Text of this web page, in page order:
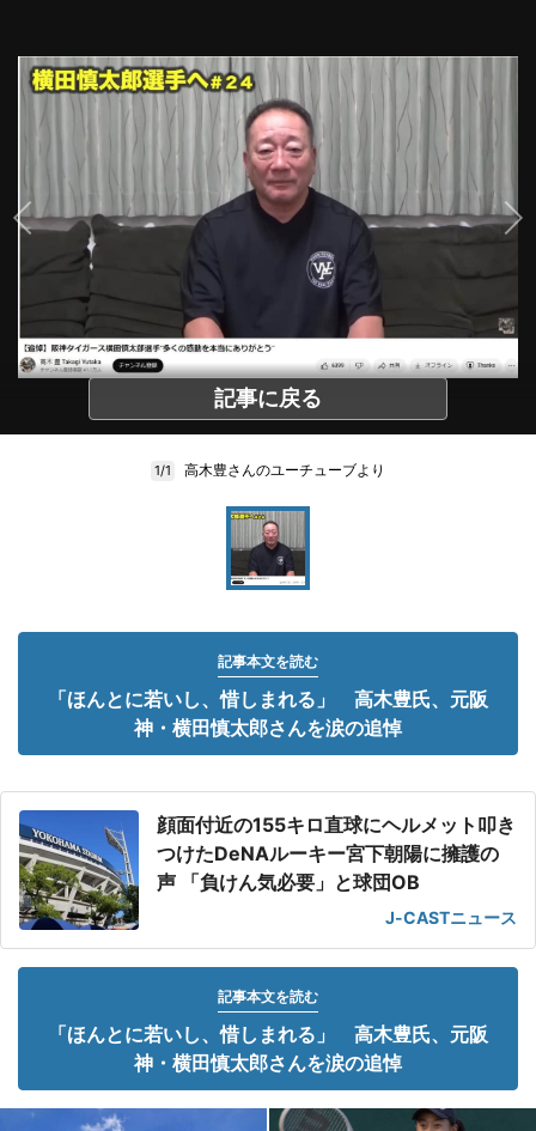
記事に戻る
1/1 高木豊さんのユーチューブより
記事本文を読む
「ほんとに若いし、惜しまれる」 高木豊氏、元阪
神・横田慎太郎さんを涙の追悼
顔面付近の155キロ直球にヘルメット叩き
つけたDeNAルーキー宮下朝陽に擁護の
声 「負けん気必要」と球団OB
J-CASTニュース
記事本文を読む
「ほんとに若いし、惜しまれる」 高木豊氏、元阪
神・横田慎太郎さんを涙の追悼